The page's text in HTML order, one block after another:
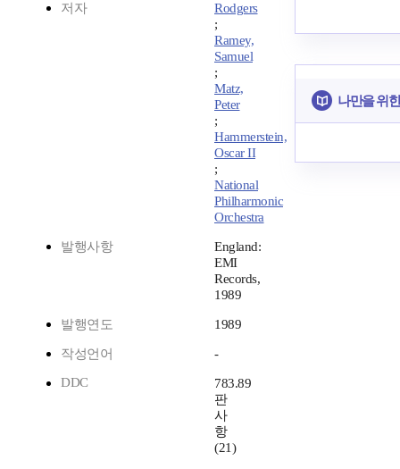
저자
Rodgers
;
Ramey,
Samuel
;
Matz,
Peter
;
Hammerstein,
Oscar II
;
National
Philharmonic
Orchestra
발행사항
England:
EMI
Records,
1989
발행연도 1989
작성언어
-
DDC
783.89
판
사
항
(21)
나만을 위